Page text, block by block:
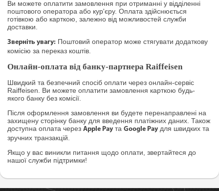
Ви можете оплатити замовлення при отриманні у відділенні
поштового оператора або кур'єру. Оплата здійснюється
готівкою або карткою, залежно від можливостей служби
доставки.
Зверніть увагу: Поштовий оператор може стягувати додаткову
комісію за переказ коштів.
Онлайн-оплата від банку-партнера Raiffeisen
Швидкий та безпечний спосіб оплати через онлайн-сервіс
Raiffeisen. Ви можете оплатити замовлення карткою будь-
якого банку без комісії.
Після оформлення замовлення ви будете перенаправлені на
захищену сторінку банку для введення платіжних даних. Також
доступна оплата через Apple Pay та Google Pay для швидких та
зручних транзакцій.
Якщо у вас виникли питання щодо оплати, звертайтеся до
нашої служби підтримки!